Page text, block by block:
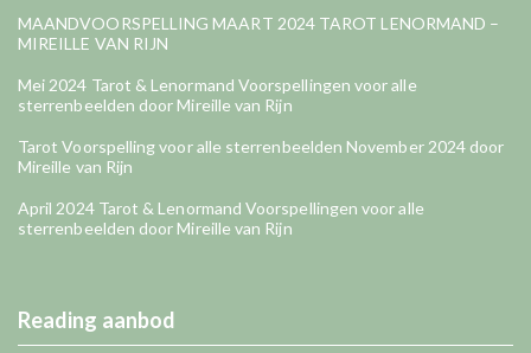
MAANDVOORSPELLING MAART 2024 TAROT LENORMAND –
MIREILLE VAN RIJN
Mei 2024 Tarot & Lenormand Voorspellingen voor alle
sterrenbeelden door Mireille van Rijn
Tarot Voorspelling voor alle sterrenbeelden November 2024 door
Mireille van Rijn
April 2024 Tarot & Lenormand Voorspellingen voor alle
sterrenbeelden door Mireille van Rijn
Reading aanbod